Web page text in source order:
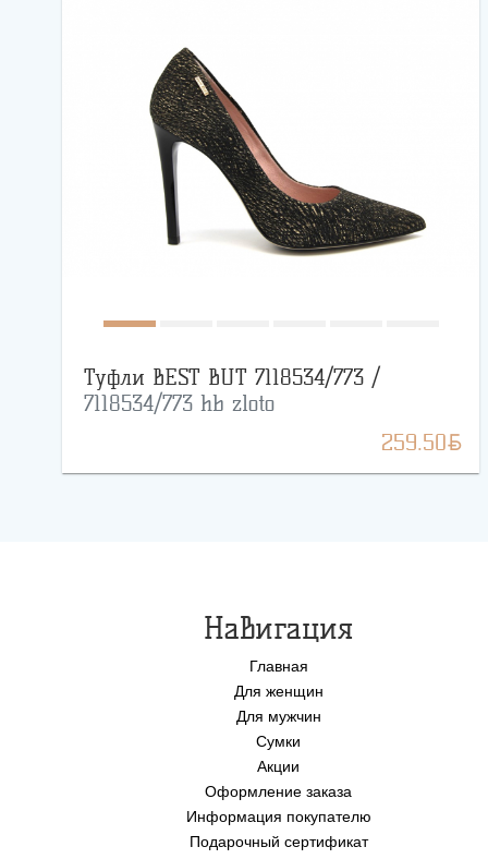
Туфли BEST BUT 7118534/773 /
7118534/773 hb zloto
259.50BYN
Навигация
Главная
Для женщин
Для мужчин
Сумки
Акции
Оформление заказа
Информация покупателю
Подарочный сертификат